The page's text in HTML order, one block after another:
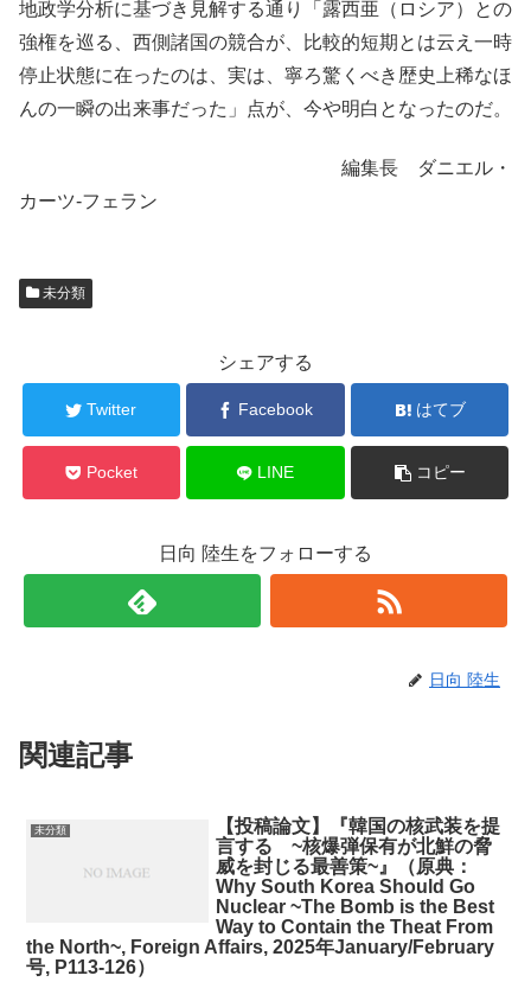
地政学分析に基づき見解する通り「露西亜（ロシア）との
強権を巡る、西側諸国の競合が、比較的短期とは云え一時
停止状態に在ったのは、実は、寧ろ驚くべき歴史上稀なほ
んの一瞬の出来事だった」点が、今や明白となったのだ。
編集長 ダニエル・
カーツ-フェラン
未分類
シェアする
Twitter Facebook はてブ
Pocket LINE コピー
日向 陸生をフォローする
日向 陸生
関連記事
未分類
【投稿論文】『韓国の核武装を提
言する ~核爆弾保有が北鮮の脅
威を封じる最善策~』（原典：
Why South Korea Should Go
Nuclear ~The Bomb is the Best
Way to Contain the Theat From
the North~, Foreign Affairs, 2025年January/February
号, P113-126）